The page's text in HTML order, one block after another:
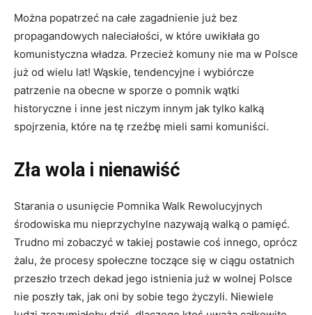
Można popatrzeć na całe zagadnienie już bez
propagandowych naleciałości, w które uwikłała go
komunistyczna władza. Przecież komuny nie ma w Polsce
już od wielu lat! Wąskie, tendencyjne i wybiórcze
patrzenie na obecne w sporze o pomnik wątki
historyczne i inne jest niczym innym jak tylko kalką
spojrzenia, które na tę rzeźbę mieli sami komuniści.
Zła wola i nienawiść
Starania o usunięcie Pomnika Walk Rewolucyjnych
środowiska mu nieprzychylne nazywają walką o pamięć.
Trudno mi zobaczyć w takiej postawie coś innego, oprócz
żalu, że procesy społeczne toczące się w ciągu ostatnich
przeszło trzech dekad jego istnienia już w wolnej Polsce
nie poszły tak, jak oni by sobie tego życzyli. Niewiele